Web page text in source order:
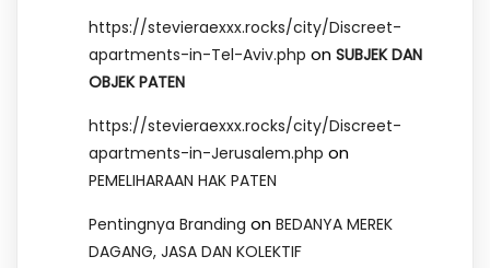
https://stevieraexxx.rocks/city/Discreet-
apartments-in-Tel-Aviv.php on SUBJEK DAN
OBJEK PATEN
https://stevieraexxx.rocks/city/Discreet-
apartments-in-Jerusalem.php on
PEMELIHARAAN HAK PATEN
Pentingnya Branding on BEDANYA MEREK
DAGANG, JASA DAN KOLEKTIF